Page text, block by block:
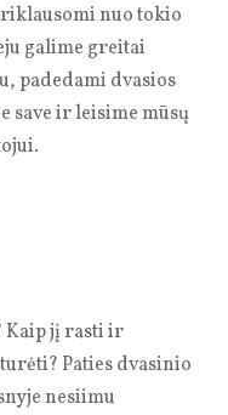
nuo tokio
galime greitai
padedami dvasios
save ir leisime mūsų
Kaip jį rasti ir
Paties dvasinio
nesiimu